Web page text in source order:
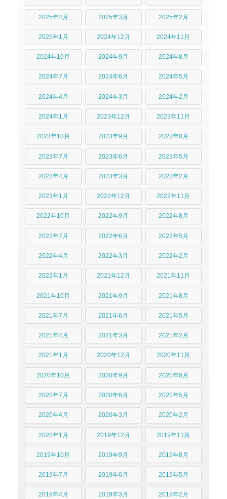
2025年4月 2025年3月 2025年2月
2025年1月 2024年12月 2024年11月
2024年10月 2024年9月 2024年8月
2024年7月 2024年6月 2024年5月
2024年4月 2024年3月 2024年2月
2024年1月 2023年12月 2023年11月
2023年10月 2023年9月 2023年8月
2023年7月 2023年6月 2023年5月
2023年4月 2023年3月 2023年2月
2023年1月 2022年12月 2022年11月
2022年10月 2022年9月 2022年8月
2022年7月 2022年6月 2022年5月
2022年4月 2022年3月 2022年2月
2022年1月 2021年12月 2021年11月
2021年10月 2021年9月 2021年8月
2021年7月 2021年6月 2021年5月
2021年4月 2021年3月 2021年2月
2021年1月 2020年12月 2020年11月
2020年10月 2020年9月 2020年8月
2020年7月 2020年6月 2020年5月
2020年4月 2020年3月 2020年2月
2020年1月 2019年12月 2019年11月
2019年10月 2019年9月 2019年8月
2019年7月 2019年6月 2019年5月
2019年4月 2019年3月 2019年2月